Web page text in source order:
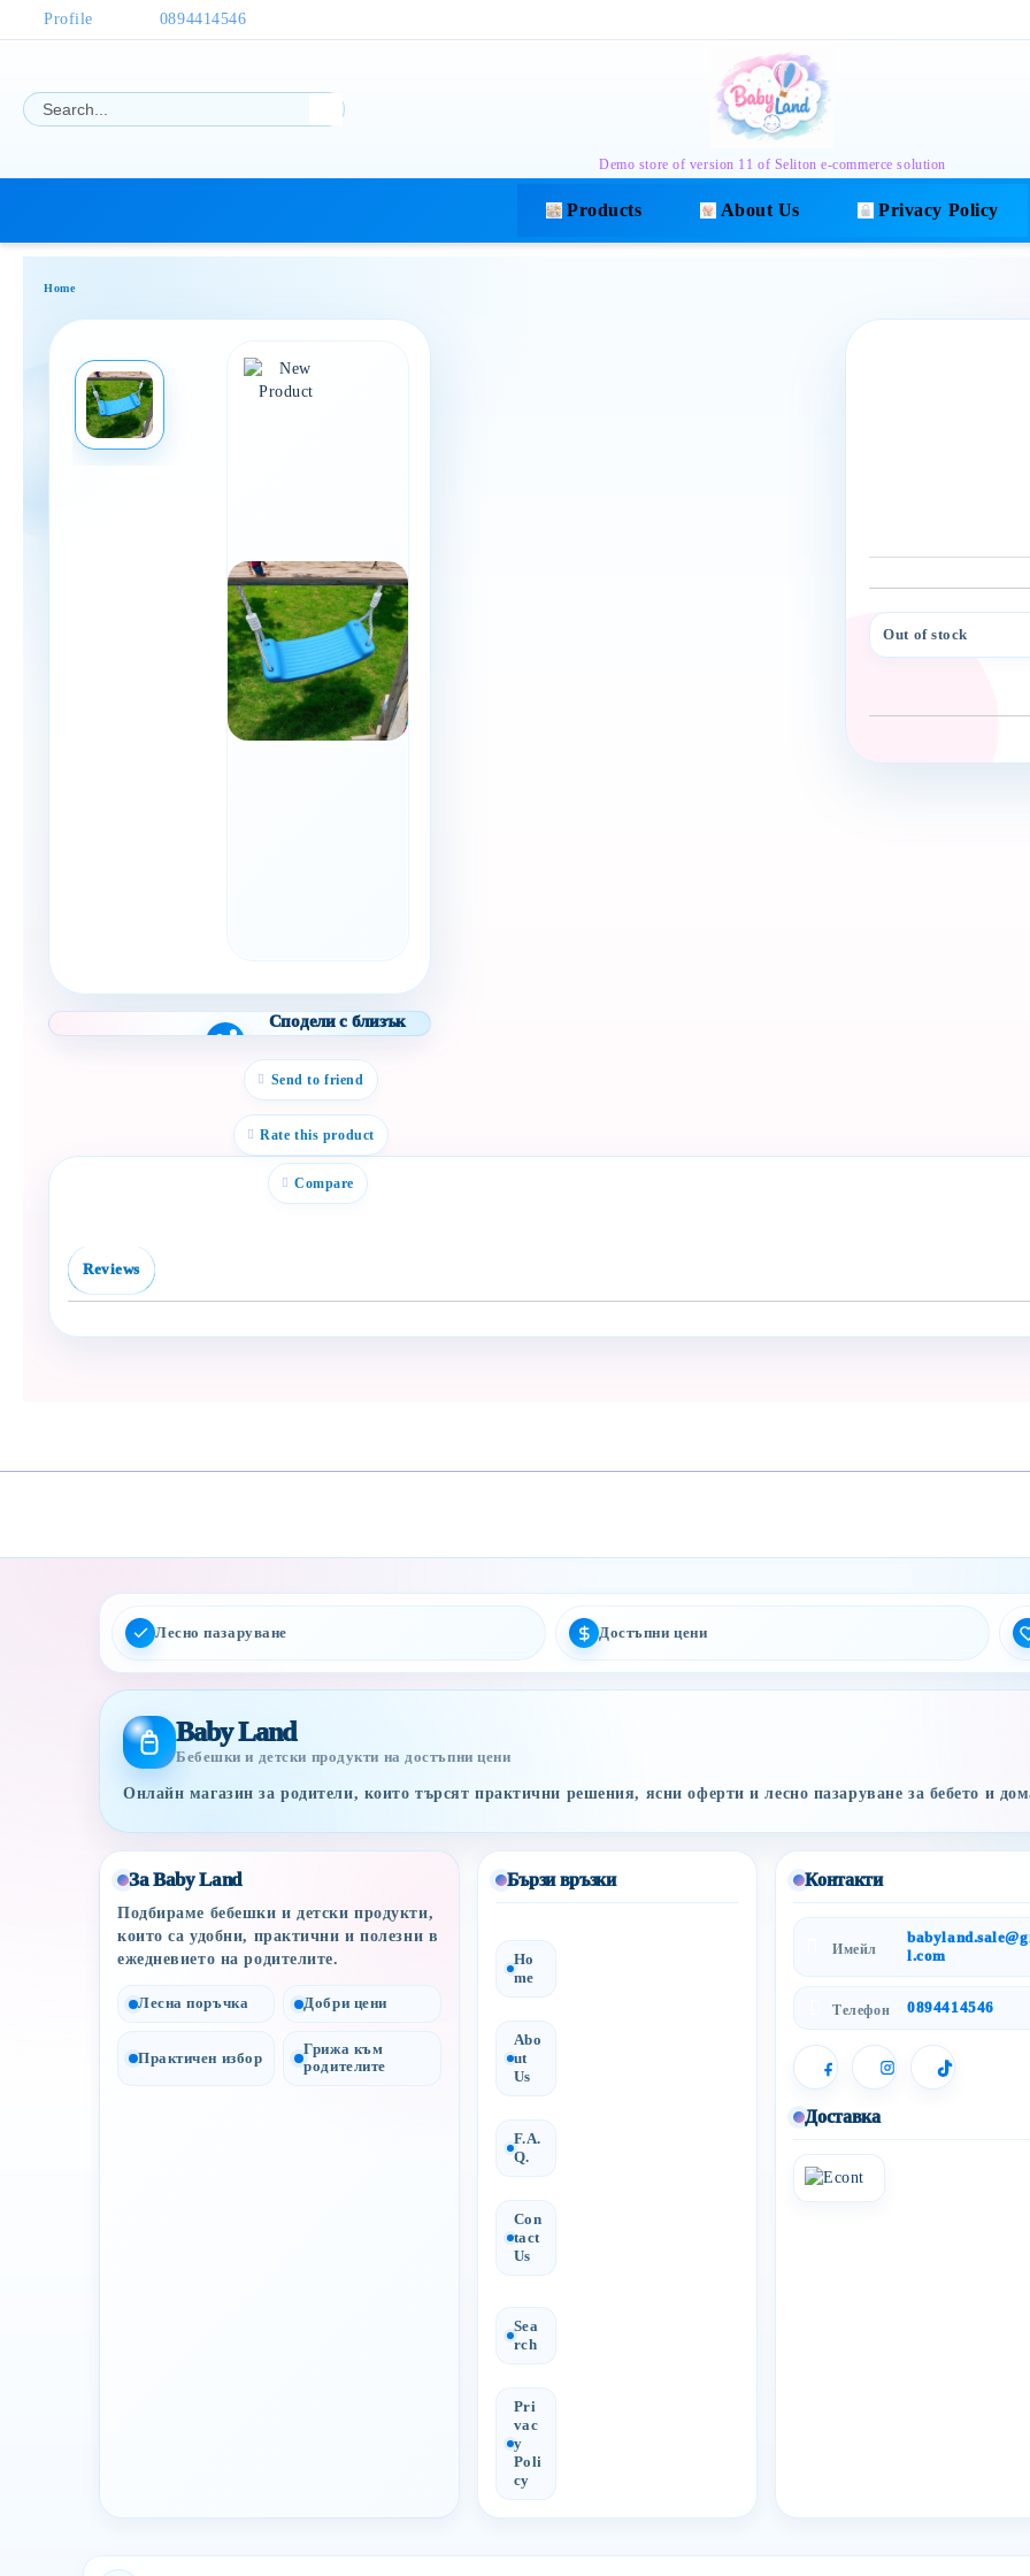
Profile 0894414546
Demo store of version 11 of Seliton e-commerce solution
Products About Us Privacy Policy
Home
Out of stock
Сподели с близък
бебе? Изпрати го бързо.
Facebook Viber
WhatsApp
Копирай линк
Send to friend
Rate this product
Compare
Reviews
Лесно пазаруване Достъпни цени
Baby Land
Бебешки и детски продукти на достъпни цени
Онлайн магазин за родители, които търсят практични решения, ясни оферти и лесно пазаруване за бебето и
За Baby Land
Подбираме бебешки и детски продукти,
които са удобни, практични и полезни в
ежедневието на родителите.
Лесна поръчка Добри цени
Практичен избор
Грижа към
родителите
Бързи връзки
Ho
me
Abo
ut
Us
F.A.
Q.
Con
tact
Us
Sea
rch
Pri
vac
y
Poli
cy
Контакти
Имейл
l.com
Телефон 0894414546
Доставка